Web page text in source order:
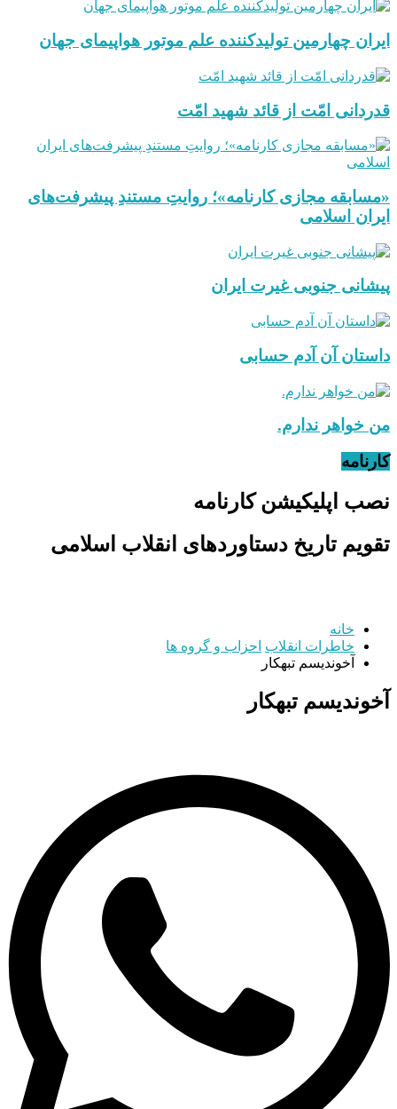
ایران چهارمین تولیدکننده علم موتور هواپیمای جهان
قدردانی امّت از قائد شهید امّت
«مسابقه مجازی کارنامه»؛ روایتِ مستندِ پیشرفت‌های
ایران اسلامی
پیشانی جنوبی غیرت ایران
داستان آن آدم حسابی
من خواهر ندارم.
کارنامه
نصب اپلیکیشن کارنامه
تقویم تاریخ دستاوردهای انقلاب اسلامی
خانه
خاطرات انقلاب احزاب و گروه ها
آخوندیسم تبهکار
آخوندیسم تبهکار